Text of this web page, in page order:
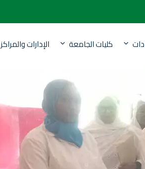
غرب كردفان
كليات الجامعة الإدارات والمراكز